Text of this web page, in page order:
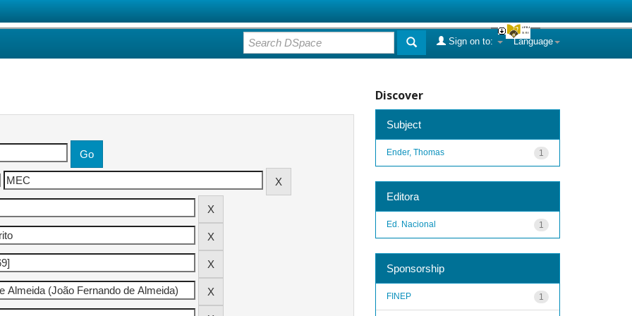
Language
Sign on to:
Discover
Subject
1
Ender, Thomas
Editora
1
Ed. Nacional
Sponsorship
1
FINEP